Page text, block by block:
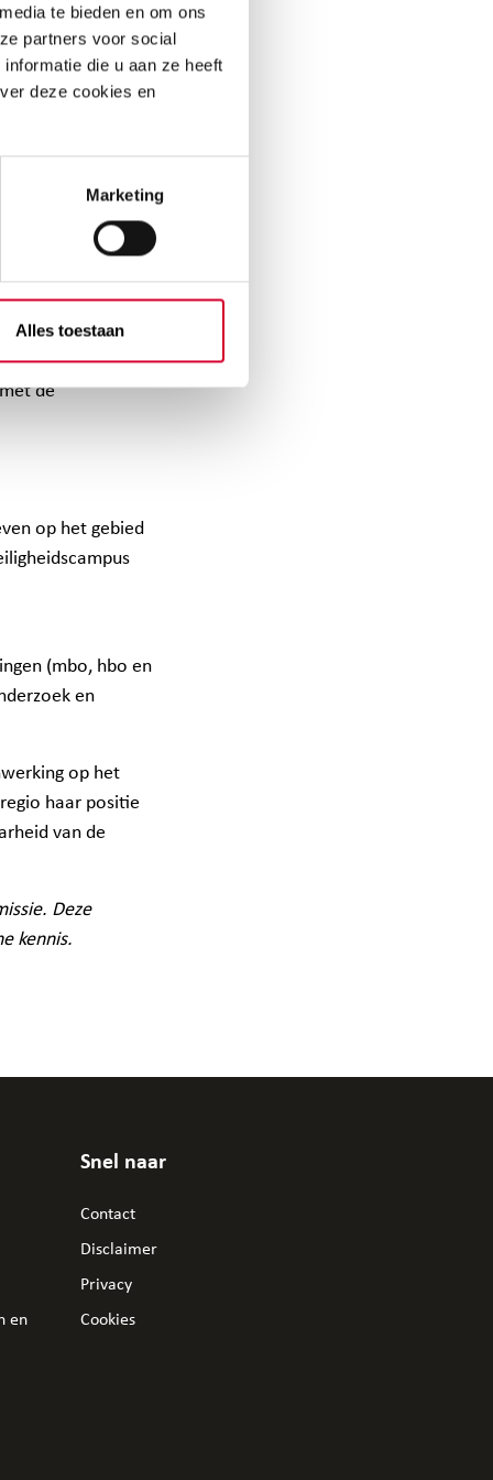
te bieden en om ons
partners voor social
die u aan ze heeft
deze cookies en
Marketing
Alles toestaan
Alfa-college en
(JRC) van
te werken
rond
Europese
zoals
aanpak en
de
op het gebied
(mbo, hbo en
en
op het
haar positie
van de
Deze
kennis.
en
Snel naar
Contact
Disclaimer
Privacy
Cookies